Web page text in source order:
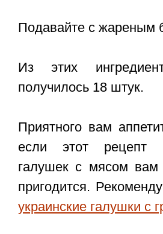
Подавайте с жареным
Из этих
получилось 18 штук.
Приятного вам
если этот рецепт
галушек с мясом вам
пригодится.
украинские галушки с